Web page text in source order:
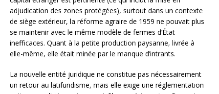
adjudication des zones protégées), surtout dans un contexte
de siège extérieur, la réforme agraire de 1959 ne pouvait plus
se maintenir avec le même modèle de fermes d’État
inefficaces. Quant à la petite production paysanne, livrée à
elle-même, elle était minée par le manque d’intrants.
La nouvelle entité juridique ne constitue pas nécessairement
un retour au latifundisme, mais elle exige une réglementation